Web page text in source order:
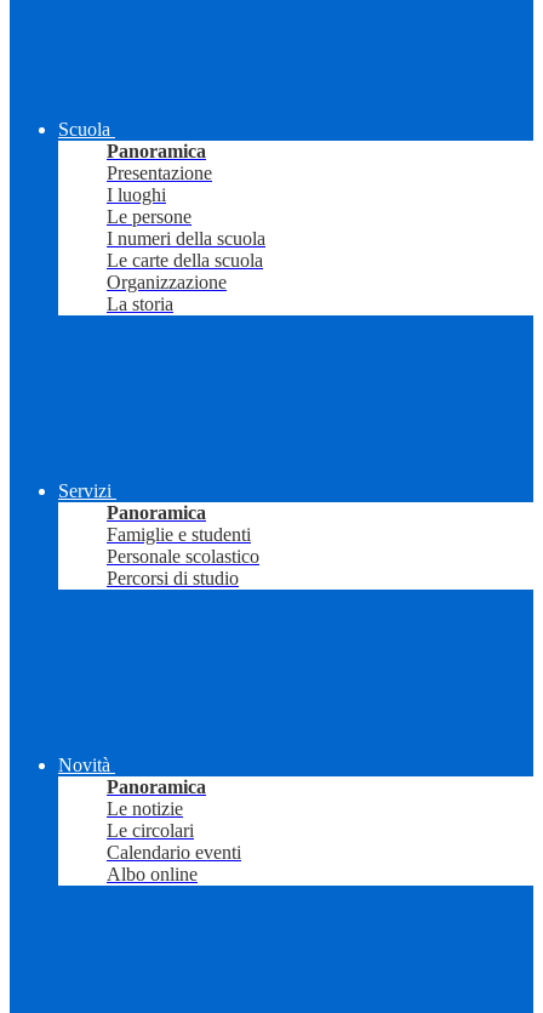
Scuola
Panoramica
Presentazione
I luoghi
Le persone
I numeri della scuola
Le carte della scuola
Organizzazione
La storia
Servizi
Panoramica
Famiglie e studenti
Personale scolastico
Percorsi di studio
Novità
Panoramica
Le notizie
Le circolari
Calendario eventi
Albo online